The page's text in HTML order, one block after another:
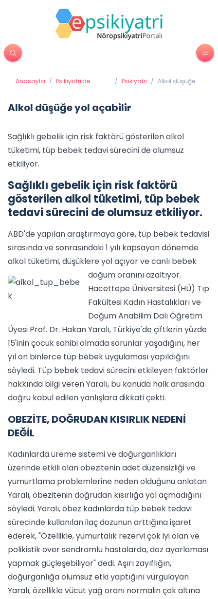
Anasayfa / Psikiyatri'de
/ Psikiyatri / Alkol düşüğe
Alkol düşüğe yol açabilir
Sağlıklı gebelik için risk faktörü gösterilen alkol
tüketimi, tüp bebek tedavi sürecini de olumsuz
etkiliyor.
Sağlıklı gebelik için risk faktörü
gösterilen alkol tüketimi, tüp bebek
tedavi sürecini de olumsuz etkiliyor.
ABD'de yapılan araştırmaya göre, tüp bebek tedavisi
sırasında ve sonrasındaki 1 yılı kapsayan dönemde
alkol tüketimi, düşüklere yol açıyor ve canlı bebek
doğum oranını azaltıyor.
Hacettepe Üniversitesi (HÜ) Tıp
Fakültesi Kadın Hastalıkları ve
Doğum Anabilim Dalı Öğretim
Üyesi Prof. Dr. Hakan Yaralı, Türkiye'de çiftlerin yüzde
15'inin çocuk sahibi olmada sorunlar yaşadığını, her
yıl on binlerce tüp bebek uygulaması yapıldığını
söyledi. Tüp bebek tedavi sürecini etkileyen faktörler
hakkında bilgi veren Yaralı, bu konuda halk arasında
doğru kabul edilen yanlışlara dikkati çekti.
OBEZİTE, DOĞRUDAN KISIRLIK NEDENİ
DEĞİL
Kadınlarda üreme sistemi ve doğurganlıkları
üzerinde etkili olan obezitenin adet düzensizliği ve
yumurtlama problemlerine neden olduğunu anlatan
Yaralı, obezitenin doğrudan kısırlığa yol açmadığını
söyledi. Yaralı, obez kadınlarda tüp bebek tedavi
sürecinde kullanılan ilaç dozunun arttığına işaret
ederek, "Özellikle, yumurtalık rezervi çok iyi olan ve
polikistik over sendromlu hastalarda, doz ayarlaması
yapmak güçleşebiliyor" dedi. Aşırı zayıflığın,
doğurganlığa olumsuz etki yaptığını vurgulayan
Yaralı, özellikle vücut yağ oranı normalin çok altına